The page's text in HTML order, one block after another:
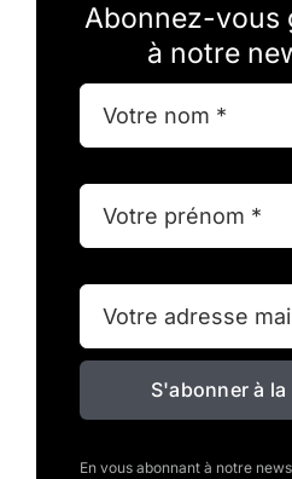
Abonnez-vous
à notre
S'abonner à
En vous abonnant à notre